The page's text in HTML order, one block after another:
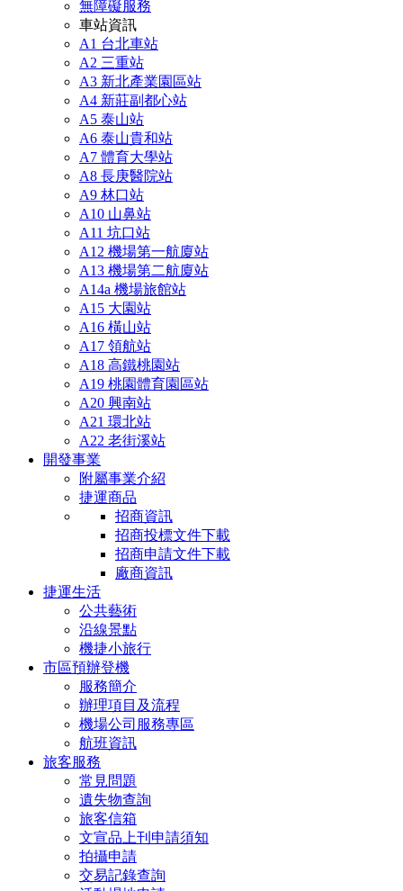
無障礙服務
車站資訊
A1 台北車站
A2 三重站
A3 新北產業園區站
A4 新莊副都心站
A5 泰山站
A6 泰山貴和站
A7 體育大學站
A8 長庚醫院站
A9 林口站
A10 山鼻站
A11 坑口站
A12 機場第一航廈站
A13 機場第二航廈站
A14a 機場旅館站
A15 大園站
A16 橫山站
A17 領航站
A18 高鐵桃園站
A19 桃園體育園區站
A20 興南站
A21 環北站
A22 老街溪站
開發事業
附屬事業介紹
捷運商品
招商資訊
招商投標文件下載
招商申請文件下載
廠商資訊
捷運生活
公共藝術
沿線景點
機捷小旅行
市區預辦登機
服務簡介
辦理項目及流程
機場公司服務專區
航班資訊
旅客服務
常見問題
遺失物查詢
旅客信箱
文宣品上刊申請須知
拍攝申請
交易記錄查詢